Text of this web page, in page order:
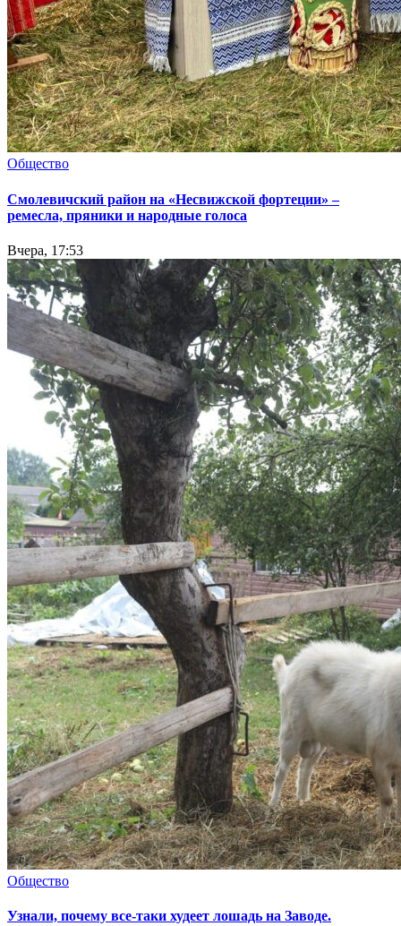
Общество
Смолевичский район на «Несвижской фортеции» –
ремесла, пряники и народные голоса
Вчера, 17:53
Общество
Узнали, почему все-таки худеет лошадь на Заводе.